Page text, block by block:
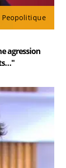
Peopolitique
agression